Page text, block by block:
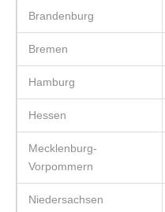
Brandenburg
Bremen
Hamburg
Hessen
Mecklenburg-
Vorpommern
Niedersachsen